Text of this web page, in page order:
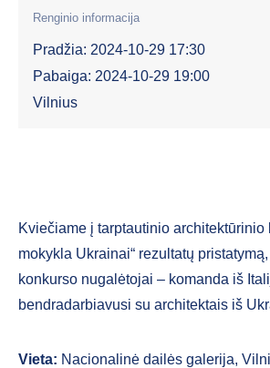
Renginio informacija
Pradžia: 2024-10-29 17:30
Pabaiga: 2024-10-29 19:00
Vilnius
Kviečiame į tarptautinio architektūrinio
mokykla Ukrainai“ rezultatų
konkurso nugalėtojai – komanda iš
bendradarbiavusi su architektais iš
Vieta: Nacionalinė dailės galerija,